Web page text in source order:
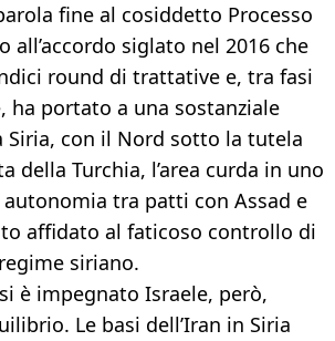
fine al cosiddetto Processo
all’accordo siglato nel 2016 che
round di trattative e, tra fasi
ha portato a una sostanziale
Siria, con il Nord sotto la tutela
della Turchia, l’area curda in uno
tra patti con Assad e
affidato al faticoso controllo di
siriano.
è impegnato Israele, però,
Le basi dell’Iran in Siria